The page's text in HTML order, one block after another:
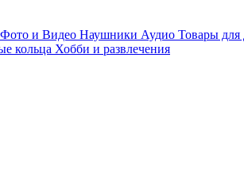
Фото и Видео Наушники Аудио Товары для
кольца Хобби и развлечения